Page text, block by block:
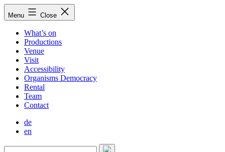
Skip
toMenu Close
What’s on
Productions
Venue
Visit
Accessibility
Organisms Democracy
Rental
Team
Contact
de
en